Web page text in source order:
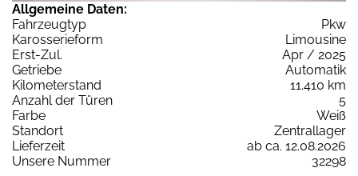
Allgemeine Daten:
Fahrzeugtyp
Pkw
Karosserieform
Limousine
Erst-Zul.
Apr / 2025
Getriebe
Automatik
Kilometerstand
11.410 km
Anzahl der Türen
5
Farbe
Weiß
Standort
Zentrallager
Lieferzeit
ab ca. 12.08.2026
Unsere Nummer
32298